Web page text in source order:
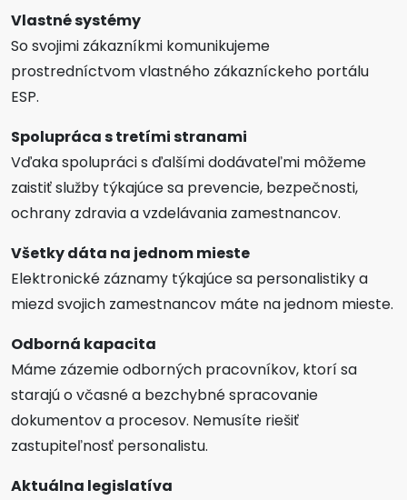
Vlastné systémy
So svojimi zákazníkmi komunikujeme
prostredníctvom vlastného zákazníckeho portálu
ESP.
Spolupráca s tretími stranami
Vďaka spolupráci s ďalšími dodávateľmi môžeme
zaistiť služby týkajúce sa prevencie, bezpečnosti,
ochrany zdravia a vzdelávania zamestnancov.
Všetky dáta na jednom mieste
Elektronické záznamy týkajúce sa personalistiky a
miezd svojich zamestnancov máte na jednom mieste.
Odborná kapacita
Máme zázemie odborných pracovníkov, ktorí sa
starajú o včasné a bezchybné spracovanie
dokumentov a procesov. Nemusíte riešiť
zastupiteľnosť personalistu.
Aktuálna legislatíva